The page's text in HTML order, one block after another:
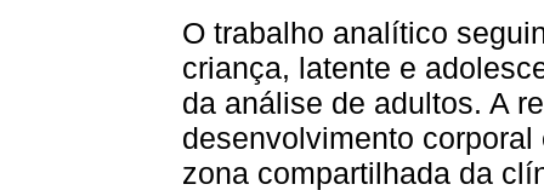
O trabalho analítico
criança, latente e
da análise de adultos. A
desenvolvimento
zona compartilhada da